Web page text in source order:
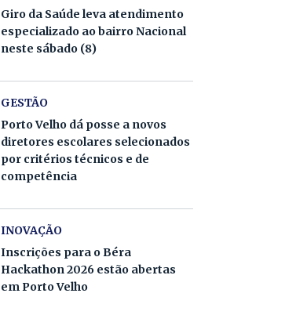
Giro da Saúde leva atendimento
especializado ao bairro Nacional
neste sábado (8)
GESTÃO
Porto Velho dá posse a novos
diretores escolares selecionados
por critérios técnicos e de
competência
INOVAÇÃO
Inscrições para o Béra
Hackathon 2026 estão abertas
em Porto Velho